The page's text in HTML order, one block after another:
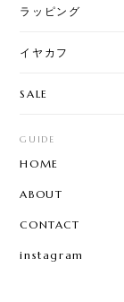
ラッピング
イヤカフ
SALE
GUIDE
HOME
ABOUT
CONTACT
instagram